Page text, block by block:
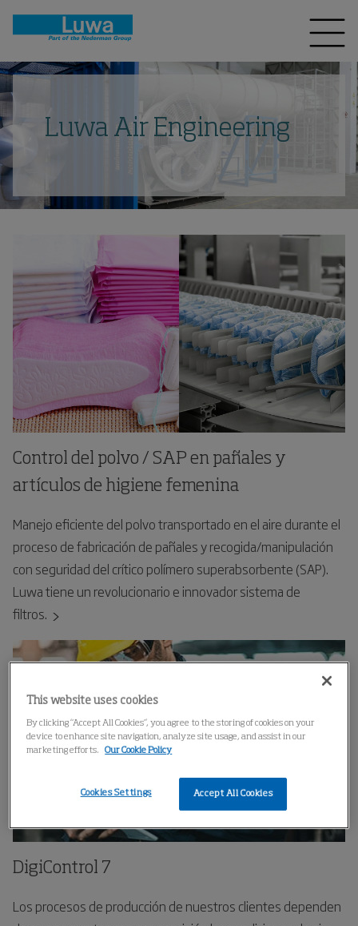
Luwa Air Engineering
Control del polvo / SAP en pañales y
artículos de higiene femenina
Manejo eficiente del polvo transportado en el aire durante el
proceso de fabricación de pañales y recogida/manipulación
con seguridad del crítico polímero superabsorbente (SAP).
Luwa tiene un revolucionario e innovador sistema de
filtros.
DigiControl 7
Los procesos de producción de nuestros clientes dependen
This website uses cookies
By clicking “Accept All Cookies”, you agree to the storing of cookies on your
device to enhance site navigation, analyze site usage, and assist in our
marketing efforts.
Our Cookie Policy
Accept All Cookies
Cookies Settings